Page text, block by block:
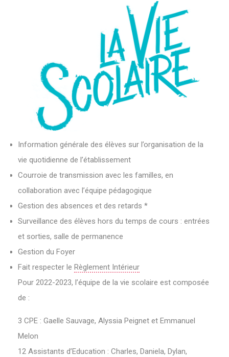
Information générale des élèves sur l’organisation de la
vie quotidienne de l’établissement
Courroie de transmission avec les familles, en
collaboration avec l’équipe pédagogique
Gestion des absences et des retards *
Surveillance des élèves hors du temps de cours : entrées
et sorties, salle de permanence
Gestion du Foyer
Fait respecter le Règlement Intérieur
Pour 2022-2023, l’équipe de la vie scolaire est composée
de :
3 CPE : Gaelle Sauvage, Alyssia Peignet et Emmanuel
Melon
12 Assistants d’Education : Charles, Daniela, Dylan,